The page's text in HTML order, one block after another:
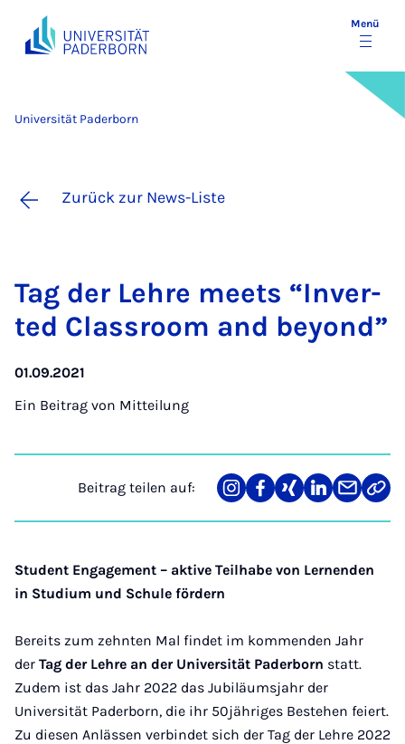
Menü
Universität Paderborn
Zurück zur News-Liste
Tag der Leh­re meets “In­ver­
ted Class­room and beyond”
01.09.2021
Ein Beitrag von Mitteilung
Beitrag teilen auf:
Teilen
auf
Teilen
auf
Teilen
auf
Teilen
auf
Teilen
über
Mail
Link
Student Engagement – aktive Teilhabe von Lernenden
in Studium und Schule fördern
Bereits zum zehnten Mal findet im kommenden Jahr
der Tag der Lehre an der Universität Paderborn statt.
Zudem ist das Jahr 2022 das Jubiläumsjahr der
Universität Paderborn, die ihr 50jähriges Bestehen feiert.
Zu diesen Anlässen verbindet sich der Tag der Lehre 2022